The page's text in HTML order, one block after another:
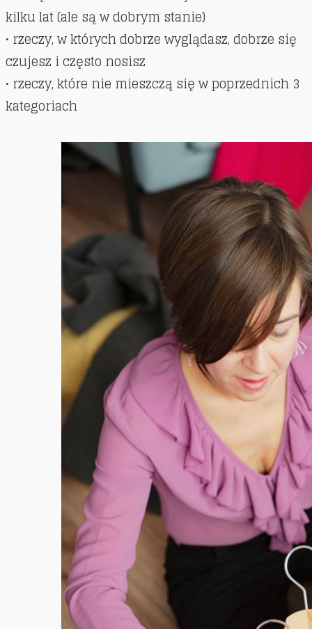
kilku lat (ale są w dobrym stanie)
• rzeczy, w których dobrze wyglądasz, dobrze się
czujesz i często nosisz
• rzeczy, które nie mieszczą się w poprzednich 3
kategoriach